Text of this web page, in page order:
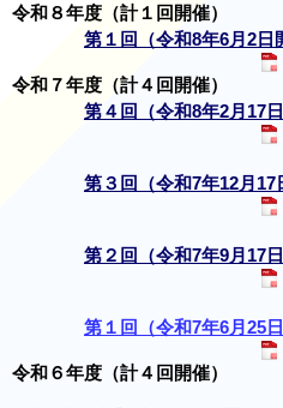
令和８年度（計１回開催）
第１回（令和8年6月2日
令和７年度（計４回開催）
第４回（令和8年2月17
第３回（令和7年12月17
第２回（令和7年9月17
第１回（令和7年6月25
令和６年度（計４回開催）